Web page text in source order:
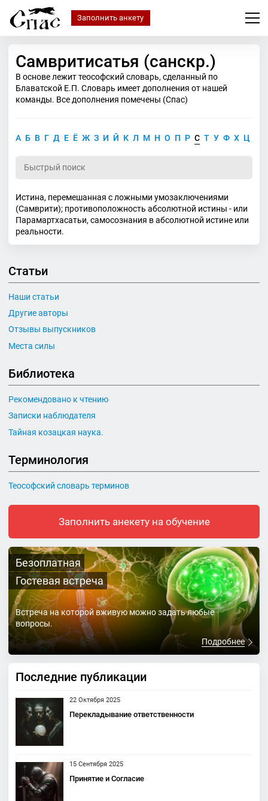
Заполнить анкету
Самвритисатья (санскр.)
В основе лежит теософский словарь, сделанный по
Блаватской Е.П. Словарь имеет дополнения от нашей
команды. Все дополнения помечены (Спас)
А Б В Г Д Е Ё Ж З И Й К Л М Н О П Р С Т У Ф Х Ц
Истина, перемешанная с ложными умозаключениями
(Самврити); противоположность абсолютной истины - или
Парамартхасатьи, самосознания в абсолютной истине или
реальности.
Статьи
Наши статьи
Другие авторы
Отзывы выпускников
Места силы
Библиотека
Рекомендовано к чтению
Записки наблюдателя
Тайная козацкая наука.
Терминология
Теософский словарь терминов
Заполнить анекету на обучение
Безоплатная
Гостевая встреча
Встреча на которой вживую можно задать любые
вопросы.
Подробнее
Последние публикации
22 Октября 2025
Перекладывание ответственности
15 Сентября 2025
Принятие и Согласие